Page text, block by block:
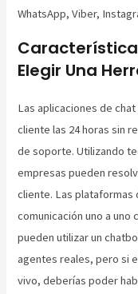
WhatsApp, Viber,
Elegir Una
Las aplicaciones de
cliente las 24 horas sin
de soporte. Utilizando
empresas pueden
cliente. Las plataformas
comunicación uno a uno
pueden utilizar un
agentes reales, pero si
vivo, deberías poder